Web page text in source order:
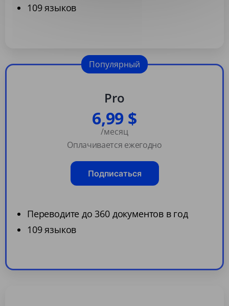
109 языков
Pro
6,99 $
/месяц
Оплачивается ежегодно
Подписаться
Переводите до 360 документов в год
109 языков
Популярный